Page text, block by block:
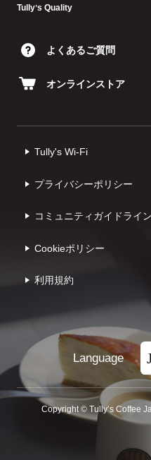
Tullyʼs Quality
よくあるご質問
オンラインストア
Tully's Wi-Fi
プライバシーポリシー
コミュニティガイドライン
Cookieポリシー
利⽤規約
Language
Copyright © Tullyʼs Coffee